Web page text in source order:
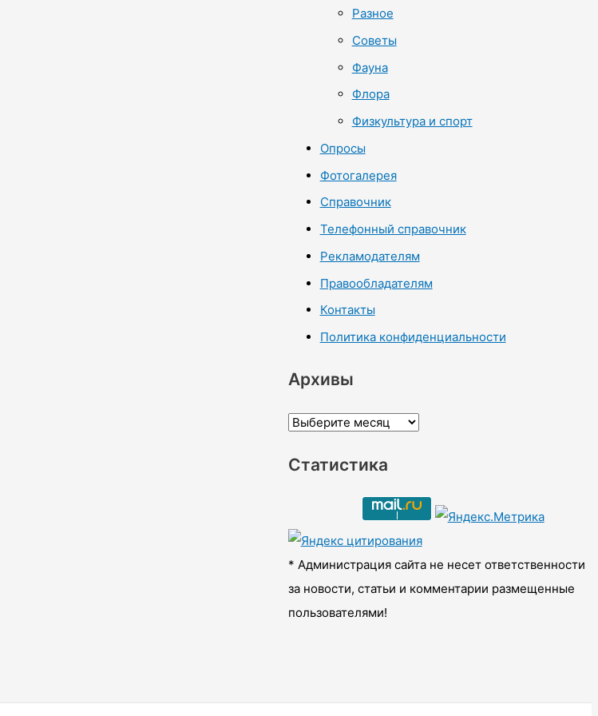
Разное
Советы
Фауна
Флора
Физкультура и спорт
Опросы
Фотогалерея
Справочник
Телефонный справочник
Рекламодателям
Правообладателям
Контакты
Политика конфиденциальности
Архивы
А
х
ы
Статистика
* Администрация сайта не несет ответственности
за новости, статьи и комментарии размещенные
пользователями!